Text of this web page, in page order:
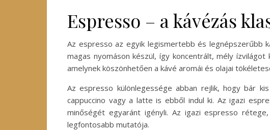
Espresso – a kávézás
Az espresso az egyik legismertebb és legnépszerűbb
magas nyomáson készül, így koncentrált, mély
amelynek köszönhetően a kávé aromái és olajai
Az espresso különlegessége abban rejlik, hogy bár
cappuccino vagy a latte is ebből indul ki. Az igazi
minőségét egyaránt igényli. Az igazi espresso
legfontosabb mutatója.